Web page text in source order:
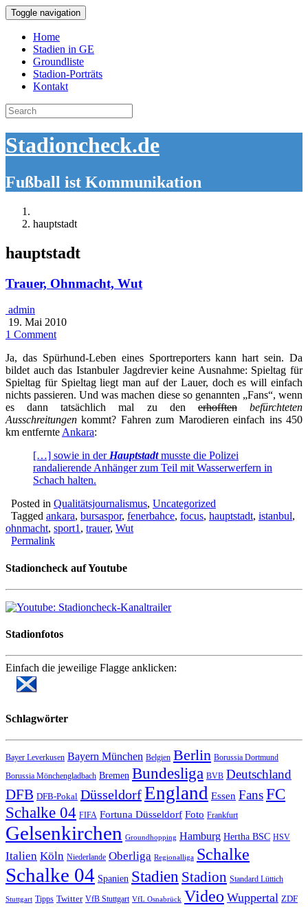
Toggle navigation
Home
Stadien in GE
Groundliste
Stadion-Porträts
Kontakt
Search
for:
Stadioncheck.de
Fußball ist Kommunikation
hauptstadt
hauptstadt
Trauer, Ohnmacht, Wut
admin
19. Mai 2010
1 Comment
Ja, das Spürhund-Leben eines Sportreporters kann hart sein. Da
bildet auch das Istanbuler Jagdrevier keine Ausnahme: Spieltag für
Spieltag für Spieltag liegt man auf der Lauer, doch es will einfach
nichts passieren. Und was machen diese so genannten „Fans“, wenn
es dann tatsächlich mal zu denerhofften
befürchteten
Ausschreitungen kommt? Fahren zum Marodieren einfach ins 450
km entfernte Ankara:
[…] sowie in der Hauptstadtmusste die Polizei
randalierende Anhänger zum Teil mit Wasserwerfern in
Schach halten.
Posted in Qualitätsjournalismus, Uncategorized
Tagged ankara, bursaspor, fenerbahce, focus, hauptstadt, istanbul,
ohnmacht, sport1 , trauer, Wut
Permalink
Stadioncheck auf Youtube
Stadionfotos
Einfach die jeweilige Flagge anklicken:
Schlagwörter
Bayer Leverkusen Bayern München Belgien Berlin Borussia Dortmund
Borussia Mönchengladbach Bremen Bundesliga BVB Deutschland
DFB DFB-Pokal DüsseldorfEngland Essen FansFC
Schalke 04 FIFA Fortuna Düsseldorf Foto Frankfurt
Gelsenkirchen Groundhopping Hamburg Hertha BSC HSV
Italien Köln Niederlande Oberliga Regionalliga Schalke
Schalke 04 Spanien Stadien Stadion Standard Lüttich
Stuttgart Tipps Twitter VfB Stuttgart VfL Osnabrück Video Wuppertal ZDF